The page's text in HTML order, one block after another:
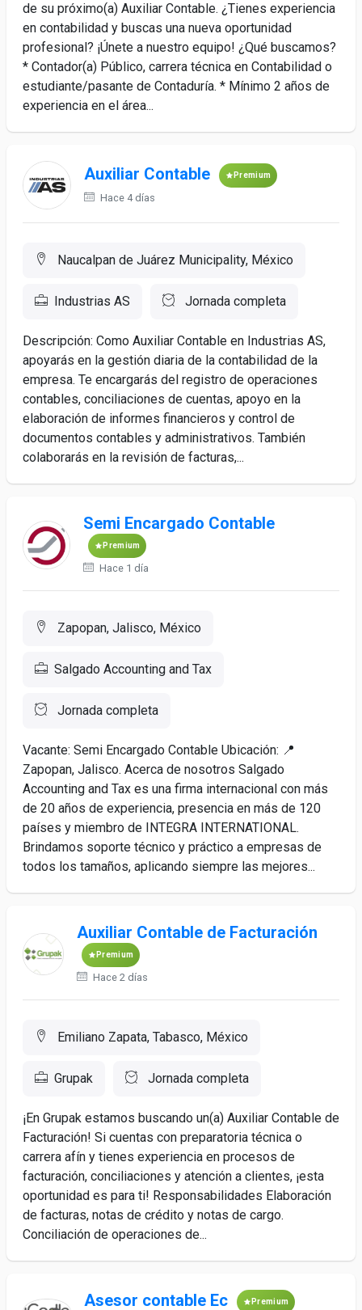
de su próximo(a) Auxiliar Contable. ¿Tienes experiencia
en contabilidad y buscas una nueva oportunidad
profesional? ¡Únete a nuestro equipo! ¿Qué buscamos?
* Contador(a) Público, carrera técnica en Contabilidad o
estudiante/pasante de Contaduría. * Mínimo 2 años de
experiencia en el área...
Auxiliar Contable Premium
Hace 4 días
Naucalpan de Juárez Municipality, México
Industrias AS Jornada completa
Descripción: Como Auxiliar Contable en Industrias AS,
apoyarás en la gestión diaria de la contabilidad de la
empresa. Te encargarás del registro de operaciones
contables, conciliaciones de cuentas, apoyo en la
elaboración de informes financieros y control de
documentos contables y administrativos. También
colaborarás en la revisión de facturas,...
Semi Encargado Contable
Premium
Hace 1 día
Zapopan, Jalisco, México
Salgado Accounting and Tax
Jornada completa
Vacante: Semi Encargado Contable Ubicación: 📍
Zapopan, Jalisco. Acerca de nosotros Salgado
Accounting and Tax es una firma internacional con más
de 20 años de experiencia, presencia en más de 120
países y miembro de INTEGRA INTERNATIONAL.
Brindamos soporte técnico y práctico a empresas de
todos los tamaños, aplicando siempre las mejores...
Auxiliar Contable de Facturación
Premium
Hace 2 días
Emiliano Zapata, Tabasco, México
Grupak Jornada completa
¡En Grupak estamos buscando un(a) Auxiliar Contable de
Facturación! Si cuentas con preparatoria técnica o
carrera afín y tienes experiencia en procesos de
facturación, conciliaciones y atención a clientes, ¡esta
oportunidad es para ti! Responsabilidades Elaboración
de facturas, notas de crédito y notas de cargo.
Conciliación de operaciones de...
Asesor contable Ec Premium